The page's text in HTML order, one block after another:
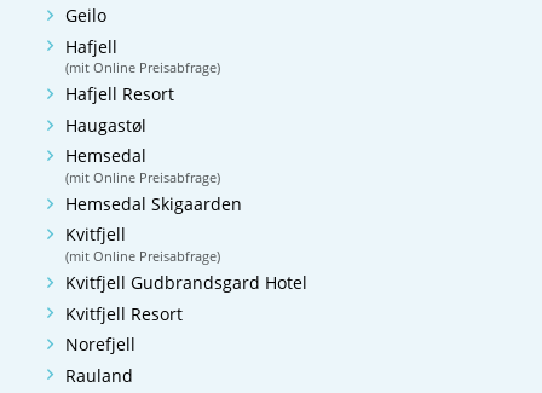
Geilo
Hafjell
(mit Online Preisabfrage)
Hafjell Resort
Haugastøl
Hemsedal
(mit Online Preisabfrage)
Hemsedal Skigaarden
Kvitfjell
(mit Online Preisabfrage)
Kvitfjell Gudbrandsgard Hotel
Kvitfjell Resort
Norefjell
Rauland